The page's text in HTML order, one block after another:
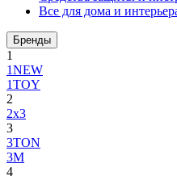
Все для дома и
Бренды
1
1NEW
1TOY
2
2x3
3
3TON
3М
4